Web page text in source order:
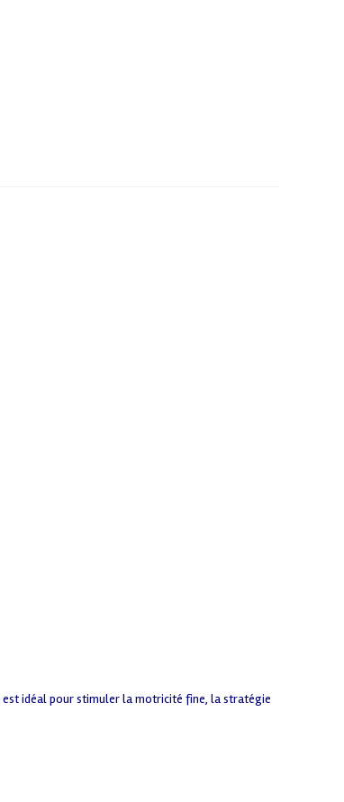
est idéal pour stimuler la motricité fine, la stratégie